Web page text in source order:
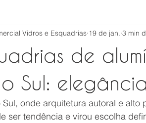
de
Sul:
Vidros e Esquadrias 19 de jan. 3 min
Sul, onde arquitetura autoral e
ser tendência e virou escolha